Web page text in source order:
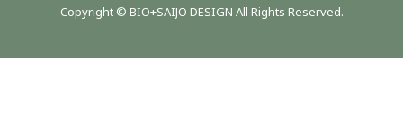
Copyright © BIO+SAIJO DESIGN All Rights Reserved.